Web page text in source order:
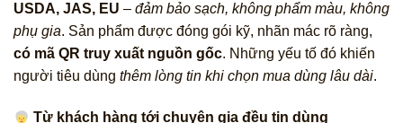
USDA, JAS, EU – đảm bảo sạch, không phẩm màu, không
phụ gia. Sản phẩm được đóng gói kỹ, nhãn mác rõ ràng,
có mã QR truy xuất nguồn gốc. Những yếu tố đó khiến
người tiêu dùng thêm lòng tin khi chọn mua dùng lâu dài.
Từ khách hàng tới chuyên gia đều tin dùng